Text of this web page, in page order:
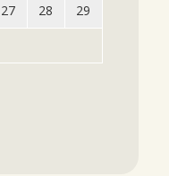
27 28 29